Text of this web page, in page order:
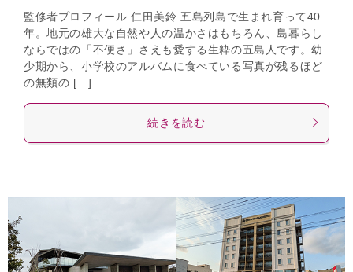
監修者プロフィール 仁田美鈴 五島列島で生まれ育って40
年。地元の雄大な自然や人の温かさはもちろん、島暮らし
ならではの「不便さ」さえも愛する生粋の五島人です。幼
少期から、小学校のアルバムに食べている写真が残るほど
の無類の […]
続きを読む